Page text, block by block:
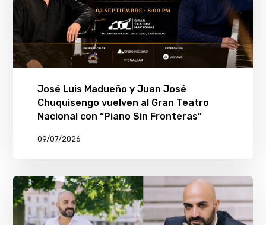
José Luis Madueño y Juan José
Chuquisengo vuelven al Gran Teatro
Nacional con “Piano Sin Fronteras”
09/07/2026